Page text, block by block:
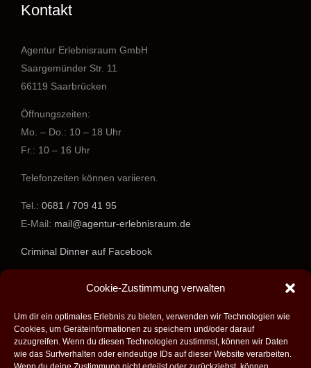
Cookie-Zustimmung verwalten
Um dir ein optimales Erlebnis zu bieten, verwenden wir Technologien wie
Cookies, um Geräteinformationen zu speichern und/oder darauf
zuzugreifen. Wenn du diesen Technologien zustimmst, können wir Daten
wie das Surfverhalten oder eindeutige IDs auf dieser Website verarbeiten.
Kontakt
Agentur Erlebnisraum GmbH
Saargemünder Str. 11
66119 Saarbrücken
Öffnungszeiten:
Mo. – Do.: 10 – 18 Uhr
Fr.: 10 – 16 Uhr
Telefonzeiten können variieren.
Tel.: 0681 / 709 41 95
E-Mail: mail@agentur-erlebnisraum.de
Criminal Dinner auf Facebook